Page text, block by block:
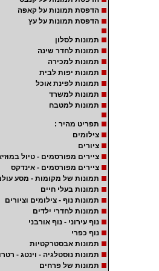
הדפסת תמונות על קאפה
הדפסת תמונות על עץ
תמונות לסלון
תמונות לחדר שינה
תמונות למכירה
תמונות יפות לבית
תמונות לפינת אוכל
תמונות למשרד
תמונות למטבח
תפריט מהיר :
צילומים
ציורים
ציירים מפורסמים - טיול
ציירים מפורסמים - אינדקס
תמונות של מקומות - מסע
תמונות בעלי חיים
תמונות נוף - צילומים וציורים
תמונות לחדרי ילדים
נוף עירוני - נוף אורבני
נוף כפרי
תמונות אבסטרקטיות
תמונות נוסטלגיה - וינטג -
תמונות של פרחים